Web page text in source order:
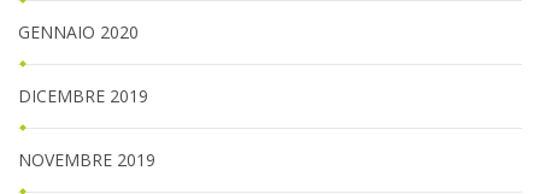
GENNAIO 2020
DICEMBRE 2019
NOVEMBRE 2019